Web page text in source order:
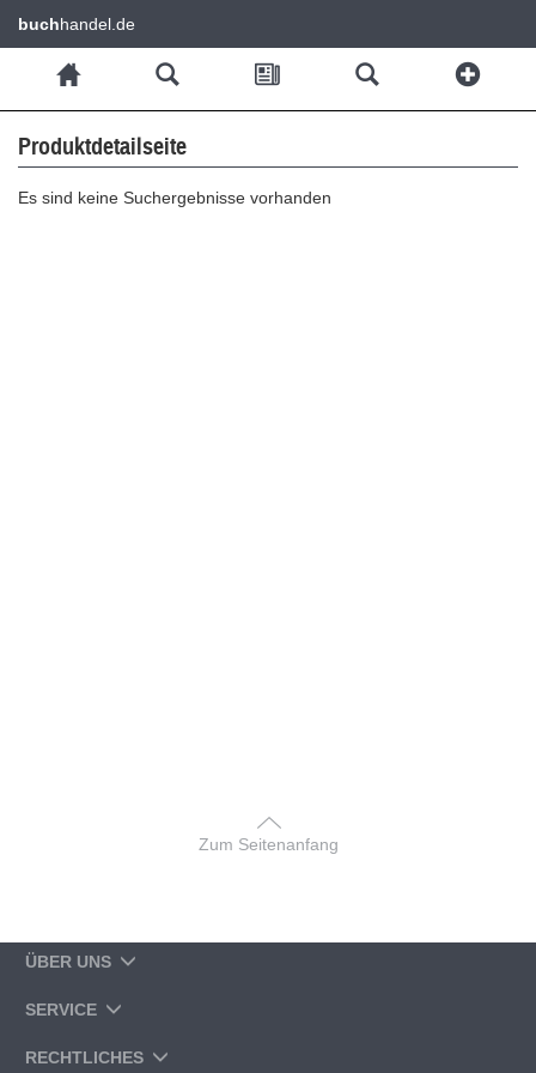
buchhandel.de
Produktdetailseite
Es sind keine Suchergebnisse vorhanden
Zum Seitenanfang
ÜBER UNS
SERVICE
RECHTLICHES